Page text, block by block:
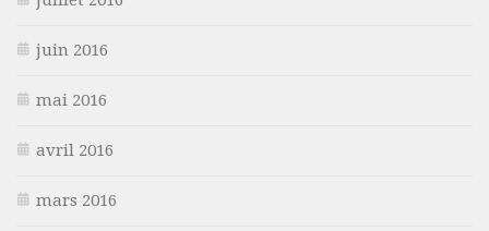
juin 2016
mai 2016
avril 2016
mars 2016